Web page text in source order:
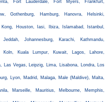
Fort Lauderdale, Fort Myers, Frankfurt,
Gothenburg, Hamburg, Hanovra, Helsinki,
Kong, Houston, Iasi, Ibiza, Islamabad, Istanbul,
Johannesburg, Karachi, Kathmandu,
Koln, Kuala Lumpur, Kuwait, Lagos, Lahore,
Las Vegas, Leipzig, Lima, Lisabona, Londra, Los
Lyon, Madrid, Malaga, Male (Maldive), Malta,
Marseille, Mauritius, Melbourne, Memphis,